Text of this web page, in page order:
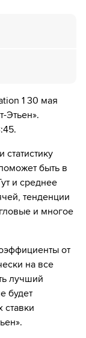
офсайде
ситуации
Этьен
VAR
поля
1 30 мая
Этьен».
быть в
и среднее
тенденции
и многое
от
на все
лучший
будет
ставки